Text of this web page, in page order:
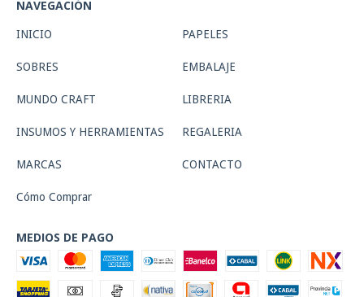
NAVEGACIÓN
INICIO PAPELES
SOBRES EMBALAJE
MUNDO CRAFT LIBRERIA
INSUMOS Y HERRAMIENTAS REGALERIA
MARCAS CONTACTO
Cómo Comprar
MEDIOS DE PAGO